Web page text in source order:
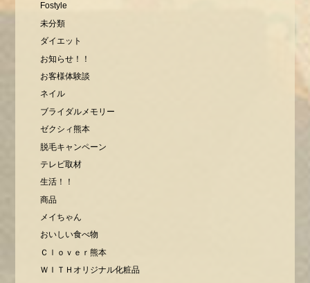
Fostyle
未分類
ダイエット
お知らせ！！
お客様体験談
ネイル
ブライダルメモリー
ゼクシィ熊本
脱毛キャンペーン
テレビ取材
生活！！
商品
メイちゃん
おいしい食べ物
Ｃｌｏｖｅｒ熊本
ＷＩＴＨオリジナル化粧品